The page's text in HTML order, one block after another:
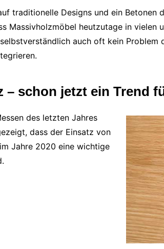
traditionelle Designs und ein
Massivholzmöbel heutzutage in vielen
auch oft kein Problem
– schon jetzt ein Trend
des letzten Jahres
dass der Einsatz von
Jahre 2020 eine wichtige